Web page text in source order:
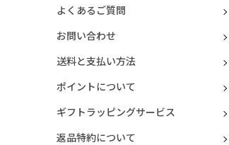
よくあるご質問
お問い合わせ
送料と支払い方法
ポイントについて
ギフトラッピングサービス
返品特約について